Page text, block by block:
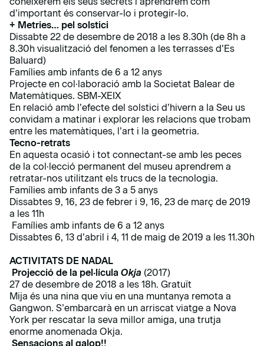
d’important és conservar-lo i protegir-lo.
+ Metries… pel solstici
Dissabte 22 de desembre de 2018 a les 8.30h (de 8h a
8.30h visualització del fenomen a les terrasses d’Es
Baluard)
Famílies amb infants de 6 a 12 anys
Projecte en col·laboració amb la Societat Balear de
Matemàtiques. SBM-XEIX
En relació amb l’efecte del solstici d’hivern a la Seu us
convidam a matinar i explorar les relacions que trobam
entre les matemàtiques, l’art i la geometria.
Tecno-retrats
En aquesta ocasió i tot connectant-se amb les peces
de la col·lecció permanent del museu aprendrem a
retratar-nos utilitzant els trucs de la tecnologia.
Famílies amb infants de 3 a 5 anys
Dissabtes 9, 16, 23 de febrer i 9, 16, 23 de març de 2019
a les 11h
Famílies amb infants de 6 a 12 anys
Dissabtes 6, 13 d’abril i 4, 11 de maig de 2019 a les 11.30h
ACTIVITATS DE NADAL
Projecció de la pel·lícula Okja (2017)
27 de desembre de 2018 a les 18h. Gratuït
Mija és una nina que viu en una muntanya remota a
Gangwon. S’embarcarà en un arriscat viatge a Nova
York per rescatar la seva millor amiga, una trutja
enorme anomenada Okja.
Sensacions al galop!!